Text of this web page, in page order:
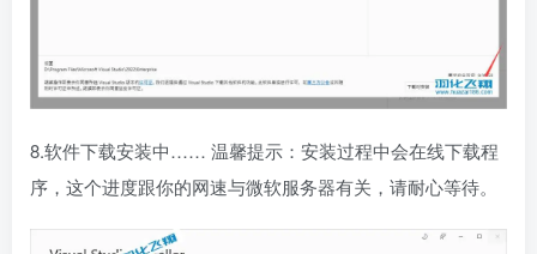
8.软件下载安装中…… 温馨提示：安装过程中会在线下载程
序，这个进度跟你的网速与微软服务器有关，请耐心等待。